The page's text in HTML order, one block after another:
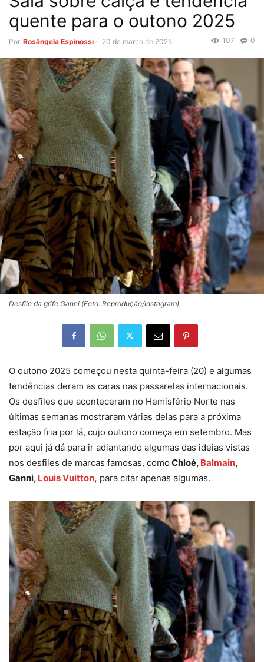
quente para o outono 2025
Por Rosângela Espinossi - 20 de março de 2025 0
107
Desfile da grife Ganni (Foto: Reprodução/Instagram)
O outono 2025 começou nesta quinta-feira (20) e algumas
tendências deram as caras nas passarelas internacionais.
Os desfiles que aconteceram no Hemisfério Norte nas
últimas semanas mostraram várias delas para a próxima
estação fria por lá, cujo outono começa em setembro. Mas
por aqui já dá para ir adiantando algumas das ideias vistas
nos desfiles de marcas famosas, como Chloé, Balmain,
Ganni, Louis Vuitton, para citar apenas algumas.